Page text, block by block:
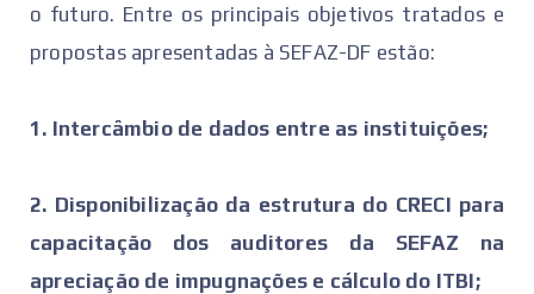
o futuro. Entre os principais objetivos tratados e
propostas apresentadas à SEFAZ-DF estão:
1. Intercâmbio de dados entre as instituições;
2. Disponibilização da estrutura do CRECI para
capacitação dos auditores da SEFAZ na
apreciação de impugnações e cálculo do ITBI;